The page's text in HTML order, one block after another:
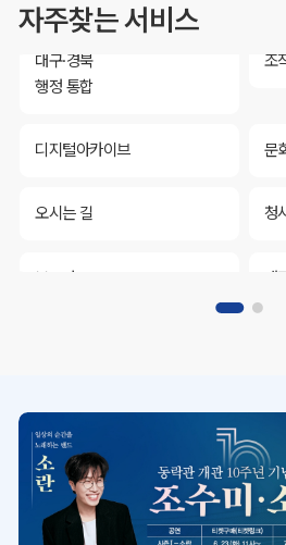
자주찾는 서비스
대구·경북
행정 통합
조
디지털아카이브 문
오시는 길 청
보도자료
대구·경북
행정 통합
조